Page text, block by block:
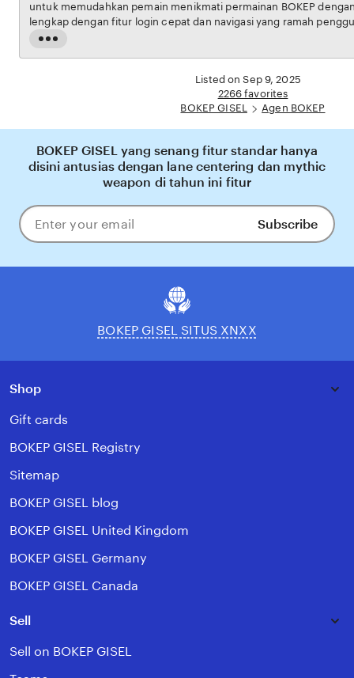
Read
the
untuk memudahkan pemain menikmati permainan BOKEP dengan aman dan transparan,
lengkap dengan fitur login cepat dan navigasi yang ramah pengguna. Setiap transaksi
dijamin aman, sementara update hasil dan informasi permainan selalu tersedia secara real-
Listed on Sep 9, 2025
2266 favorites
BOKEP GISEL
Agen BOKEP
BOKEP GISEL yang senang fitur standar hanya
disini antusias dengan lane centering dan mythic
weapon di tahun ini fitur
Enter
your
Subscribe
BOKEP GISEL SITUS XNXX
Shop
Gift cards
BOKEP GISEL Registry
Sitemap
BOKEP GISEL blog
BOKEP GISEL United Kingdom
BOKEP GISEL Germany
BOKEP GISEL Canada
Sell
Sell on BOKEP GISEL